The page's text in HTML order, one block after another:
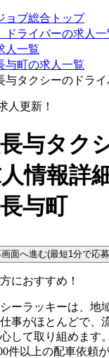
ョブ総合トップ
ドライバーの求人一
人一覧
与町の求人一覧
与タクシーのドラ
人更新！
与タク
情報詳
与町
画面へ進む(最短1分で応
におすすめ！
ーラッキーは、地
事がほとんどで、
して取り組めます
件以上の配車依頼